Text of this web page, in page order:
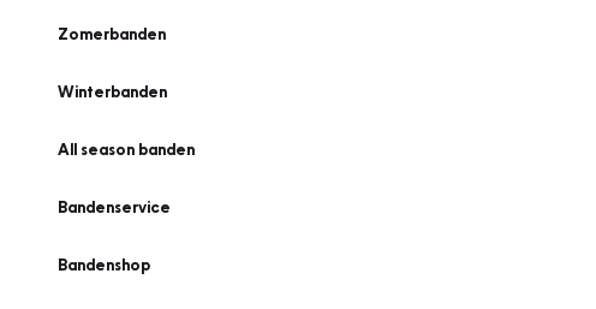
Zomerbanden
Winterbanden
All season banden
Bandenservice
Bandenshop